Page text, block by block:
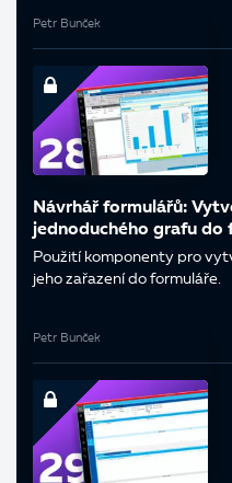
Petr Bunček
Návrhář formulářů:
jednoduchého grafu do
Použití komponenty pro
jeho zařazení do formuláře.
Petr Bunček